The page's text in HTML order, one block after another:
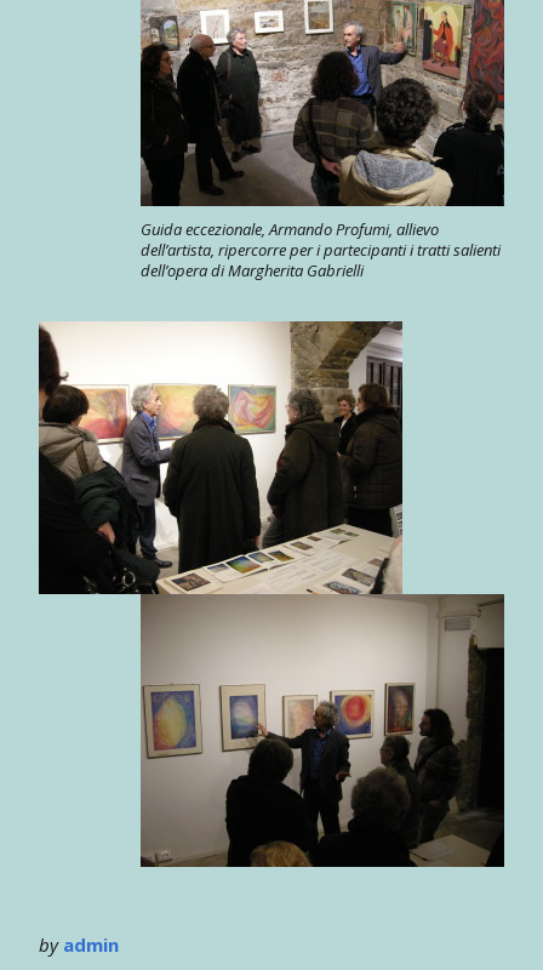
Guida eccezionale, Armando Profumi, allievo
dell’artista, ripercorre per i partecipanti i tratti salienti
dell’opera di Margherita Gabrielli
by admin